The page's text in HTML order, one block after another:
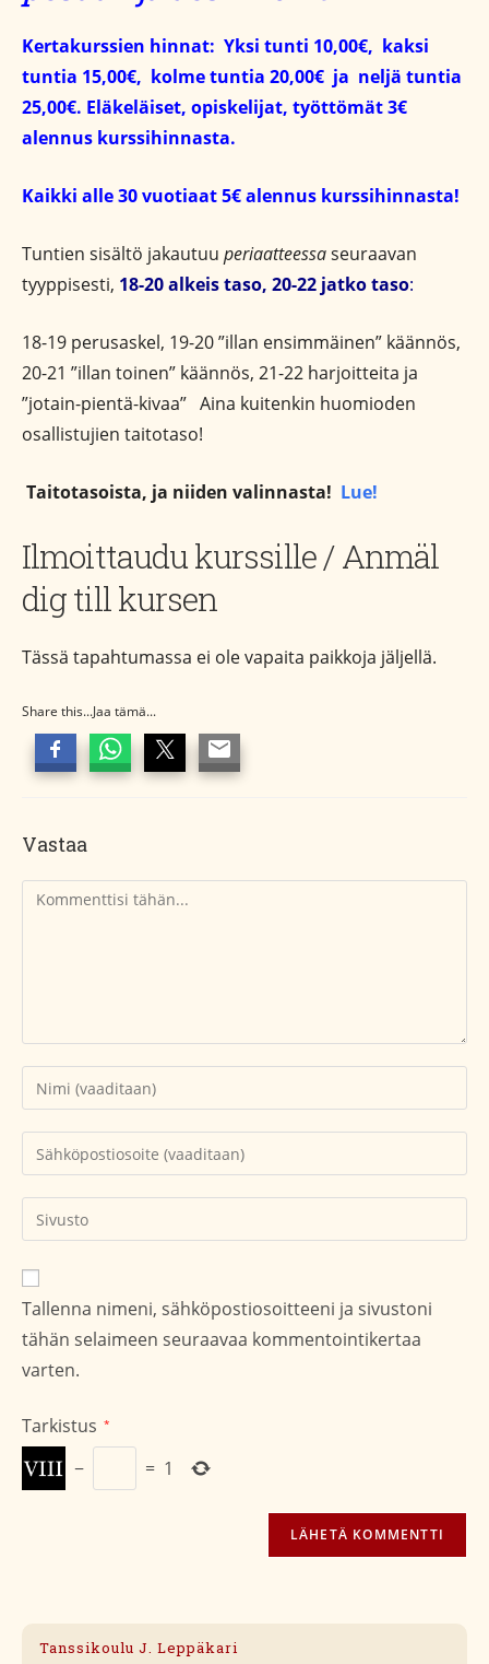
Kertakurssien hinnat: Yksi tunti 10,00€, kaksi
tuntia 15,00€, kolme tuntia 20,00€ ja neljä tuntia
25,00€. Eläkeläiset, opiskelijat, työttömät 3€
alennus kurssihinnasta.
Kaikki alle 30 vuotiaat 5€ alennus kurssihinnasta!
Tuntien sisältö jakautuu periaatteessaseuraavan
tyyppisesti, 18-20 alkeis taso, 20-22 jatko taso:
18-19 perusaskel, 19-20 ”illan ensimmäinen” käännös,
20-21 ”illan toinen” käännös, 21-22 harjoitteita ja
”jotain-pientä-kivaa” Aina kuitenkin huomioden
osallistujien taitotaso!
Taitotasoista, ja niiden valinnasta! Lue!
Ilmoittaudu kurssille / Anmäl
dig till kursen
Tässä tapahtumassa ei ole vapaita paikkoja jäljellä.
Share this...Jaa tämä...
Vastaa
Kommentti
Kirjoita
nimesi
tai
käyttäjätunnuksesi
Kirjoita
sähköpostiosoitteesi
kommentoidaksesi
Kirjoita
sivustosi
verkko-
osoite/URL
(valinnainen)
Tallenna nimeni, sähköpostiosoitteeni ja sivustoni
tähän selaimeen seuraavaa kommentointikertaa
varten.
Tarkistus *
− = 1
Tanssikoulu J. Leppäkari